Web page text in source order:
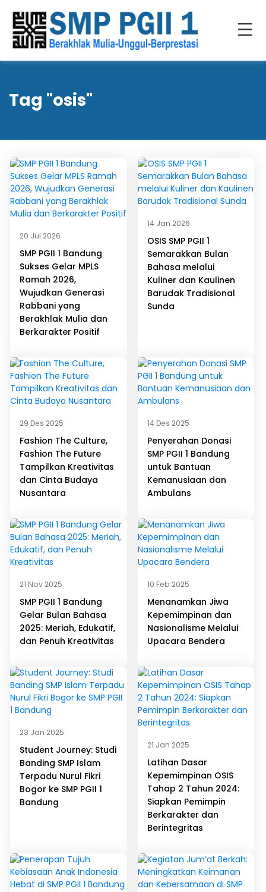
Tag "osis"
20 Jul 2026
SMP PGII 1 Bandung
Sukses Gelar MPLS
Ramah 2026,
Wujudkan Generasi
Rabbani yang
Berakhlak Mulia dan
Berkarakter Positif
14 Jan 2026
OSIS SMP PGII 1
Semarakkan Bulan
Bahasa melalui
Kuliner dan Kaulinen
Barudak Tradisional
Sunda
29 Des 2025
Fashion The Culture,
Fashion The Future
Tampilkan Kreativitas
dan Cinta Budaya
Nusantara
14 Des 2025
Penyerahan Donasi
SMP PGII 1 Bandung
untuk Bantuan
Kemanusiaan dan
Ambulans
21 Nov 2025
SMP PGII 1 Bandung
Gelar Bulan Bahasa
2025: Meriah, Edukatif,
dan Penuh Kreativitas
10 Feb 2025
Menanamkan Jiwa
Kepemimpinan dan
Nasionalisme Melalui
Upacara Bendera
23 Jan 2025
Student Journey: Studi
Banding SMP Islam
Terpadu Nurul Fikri
Bogor ke SMP PGII 1
Bandung
21 Jan 2025
Latihan Dasar
Kepemimpinan OSIS
Tahap 2 Tahun 2024:
Siapkan Pemimpin
Berkarakter dan
Berintegritas